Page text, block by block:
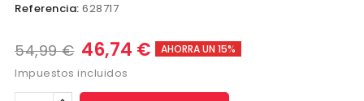
Referencia: 628717
54,99 € 46,74 € AHORRA UN 15%
Impuestos incluidos